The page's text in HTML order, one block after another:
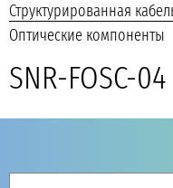
Структурированная
Оптические компоненты
SNR-FOSC-04